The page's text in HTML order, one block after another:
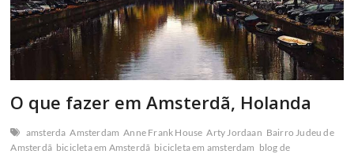
O que fazer em Amsterdã, Holanda
amsterda Amsterdam Anne Frank House Arty Jordaan Bairro Judeu de
Amsterdã bicicleta em Amsterdã bicicleta em amsterdam blog de